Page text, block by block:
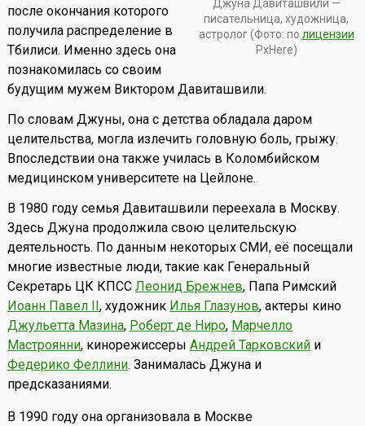
Джуна Давиташвили —
писательница, художница,
астролог (Фото: по лицензии
PxHere)
после окончания которого
получила распределение в
Тбилиси. Именно здесь она
познакомилась со своим
будущим мужем Виктором Давиташвили.
По словам Джуны, она с детства обладала даром
целительства, могла излечить головную боль, грыжу.
Впоследствии она также училась в Коломбийском
медицинском университете на Цейлоне.
В 1980 году семья Давиташвили переехала в Москву.
Здесь Джуна продолжила свою целительскую
деятельность. По данным некоторых СМИ, её посещали
многие известные люди, такие как Генеральный
Секретарь ЦК КПСС Леонид Брежнев, Папа Римский
Иоанн Павел II , художник Илья Глазунов, актеры кино
Джульетта Мазина, Роберт де Ниро, Марчелло
Мастроянни, кинорежиссеры Андрей Тарковскийи
Федерико Феллини. Занималась Джуна и
предсказаниями.
В 1990 году она организовала в Москве